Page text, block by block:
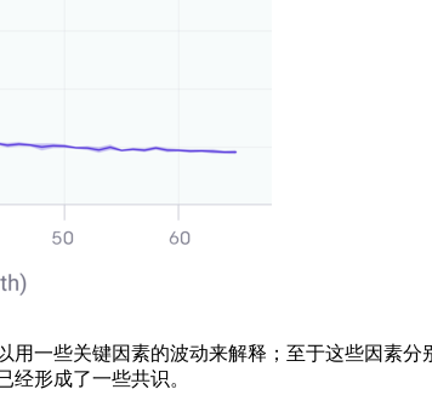
些关键因素的波动来解释；至于这些因素分
形成了一些共识。